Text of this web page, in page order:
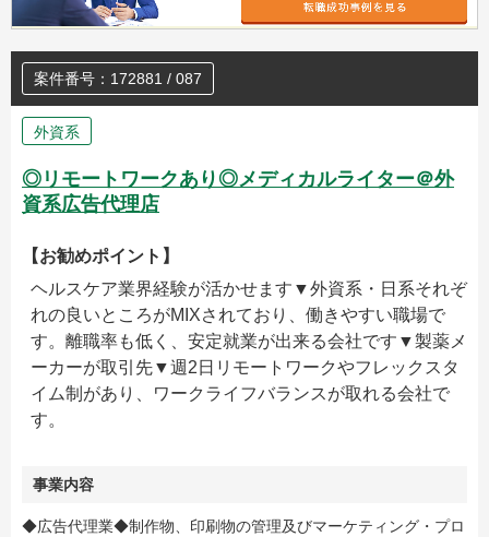
案件番号：172881 / 087
外資系
◎リモートワークあり◎メディカルライター＠外
資系広告代理店
【お勧めポイント】
ヘルスケア業界経験が活かせます▼外資系・日系それぞ
れの良いところがMIXされており、働きやすい職場で
す。離職率も低く、安定就業が出来る会社です▼製薬メ
ーカーが取引先▼週2日リモートワークやフレックスタ
イム制があり、ワークライフバランスが取れる会社で
す。
事業内容
◆広告代理業◆制作物、印刷物の管理及びマーケティング・プロ